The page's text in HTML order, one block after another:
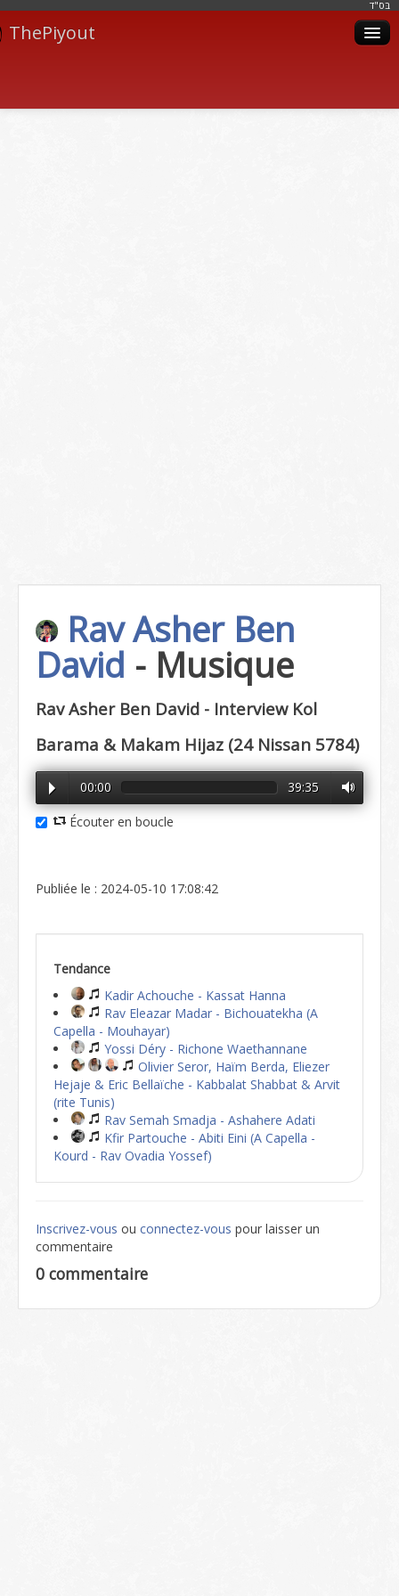
בּס"ד
ThePiyout
Rav Asher Ben
David - Musique
Rav Asher Ben David - Interview Kol
Barama & Makam Hijaz (24 Nissan 5784)
00:00 39:35
Écouter en boucle
Publiée le : 2024-05-10 17:08:42
Tendance
Kadir Achouche - Kassat Hanna
Rav Eleazar Madar - Bichouatekha (A
Capella - Mouhayar)
Yossi Déry - Richone Waethannane
Olivier Seror, Haïm Berda, Eliezer
Hejaje & Eric Bellaïche - Kabbalat Shabbat & Arvit
(rite Tunis)
Rav Semah Smadja - Ashahere Adati
Kfir Partouche - Abiti Eini (A Capella -
Kourd - Rav Ovadia Yossef)
Inscrivez-vous ou connectez-vous pour laisser un
commentaire
0 commentaire